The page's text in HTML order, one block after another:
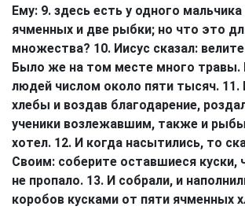
Ему: 9. здесь есть у одного
ячменных и две рыбки; но что это
множества? 10. Иисус сказал:
Было же на том месте много травы.
людей числом около пяти тысяч. 11.
хлебы и воздав благодарение,
ученики возлежавшим, также и
хотел. 12. И когда насытились, то
Своим: соберите оставшиеся куски,
не пропало. 13. И собрали, и
коробов кусками от пяти ячменных